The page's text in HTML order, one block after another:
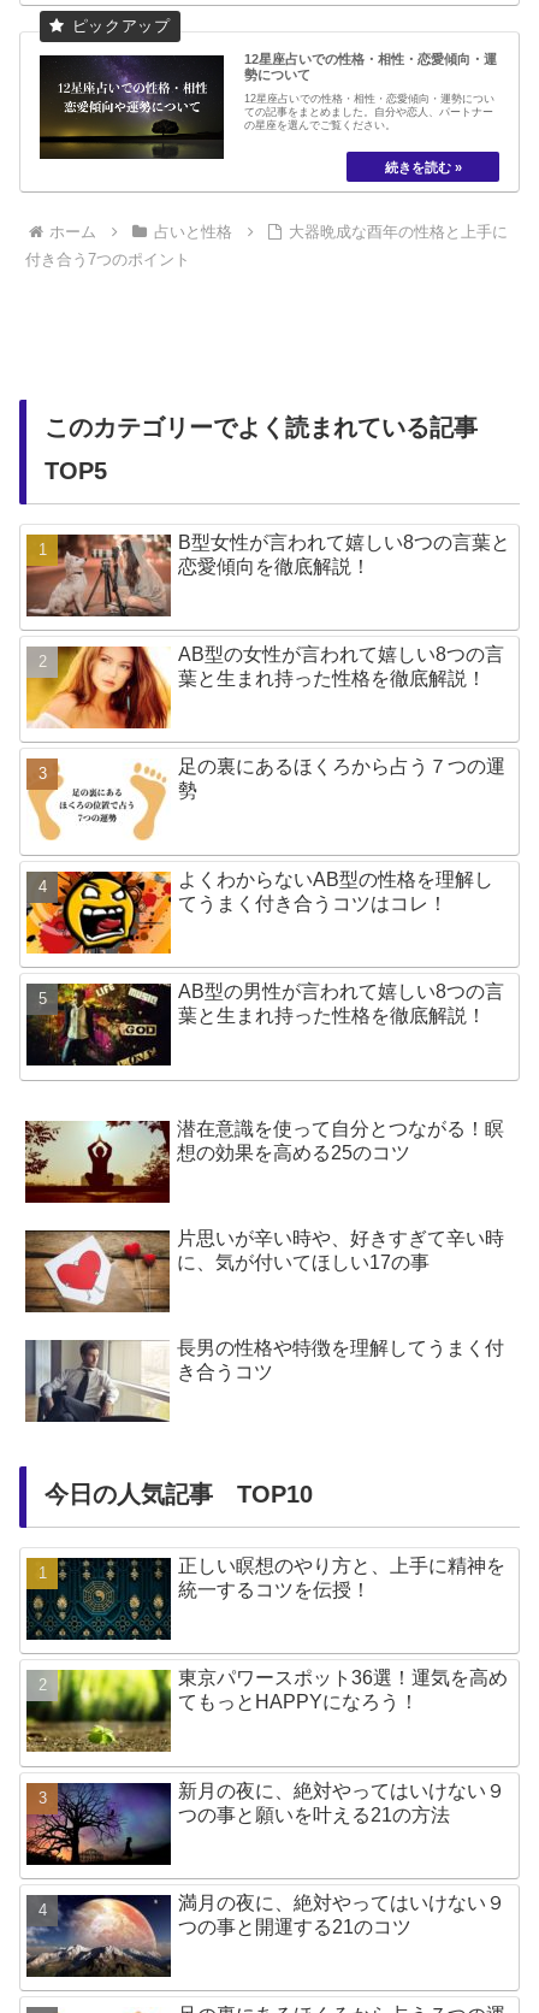
12星座占いでの性格・相性・恋愛傾向・運
勢について
12星座占いでの性格・相性・恋愛傾向・運勢につい
ての記事をまとめました。自分や恋人、パートナー
の星座を選んでご覧ください。
ホーム 占いと性格
大器晩成な酉年の性格と上手に
付き合う7つのポイント
このカテゴリーでよく読まれている記事
TOP5
B型女性が言われて嬉しい8つの言葉と
恋愛傾向を徹底解説！
AB型の女性が言われて嬉しい8つの言
葉と生まれ持った性格を徹底解説！
足の裏にあるほくろから占う７つの運
勢
よくわからないAB型の性格を理解し
てうまく付き合うコツはコレ！
AB型の男性が言われて嬉しい8つの言
葉と生まれ持った性格を徹底解説！
潜在意識を使って自分とつながる！瞑
想の効果を高める25のコツ
片思いが辛い時や、好きすぎて辛い時
に、気が付いてほしい17の事
長男の性格や特徴を理解してうまく付
き合うコツ
今日の人気記事 TOP10
正しい瞑想のやり方と、上手に精神を
統一するコツを伝授！
東京パワースポット36選！運気を高め
てもっとHAPPYになろう！
新月の夜に、絶対やってはいけない９
つの事と願いを叶える21の方法
満月の夜に、絶対やってはいけない９
つの事と開運する21のコツ